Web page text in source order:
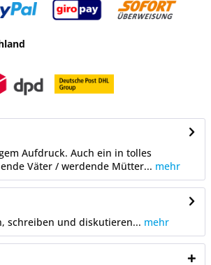
Aufdruck. Auch ein in tolles
Väter / werdende Mütter... mehr
schreiben und diskutieren... mehr